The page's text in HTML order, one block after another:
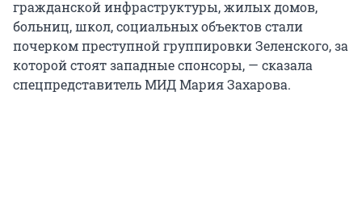
гражданской инфраструктуры, жилых домов,
больниц, школ, социальных объектов стали
почерком преступной группировки Зеленского, за
которой стоят западные спонсоры, — сказала
спецпредставитель МИД Мария Захарова.